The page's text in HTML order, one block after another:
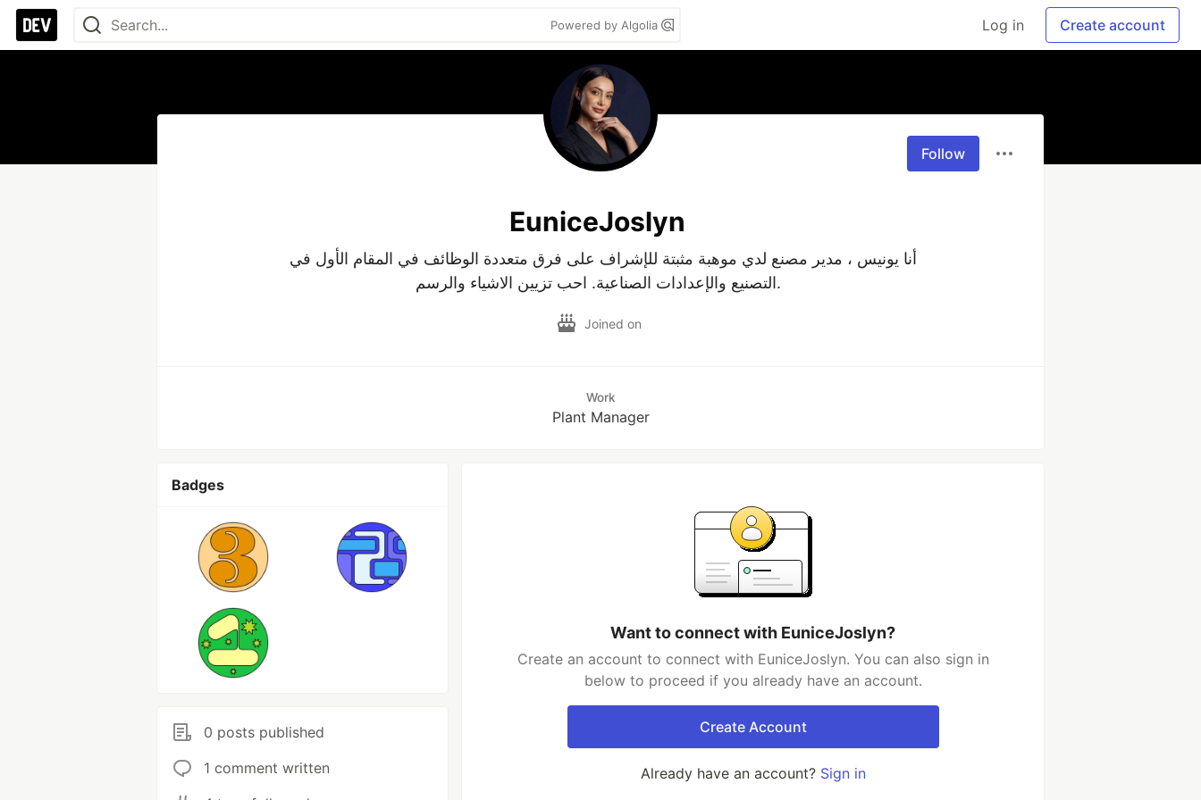
Powered by Algolia Log in Create account
Follow
EuniceJoslyn
التصنيع والإعدادات الصناعية. احب تزيين الاشياء والرسم.
Joined on
Work
Plant Manager
Badges
0 posts published
1 comment written
Want to connect with EuniceJoslyn?
Create an account to connect with EuniceJoslyn. You can also sign in
below to proceed if you already have an account.
Create Account
Already have an account? Sign in